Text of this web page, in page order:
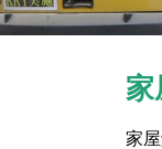
家
家